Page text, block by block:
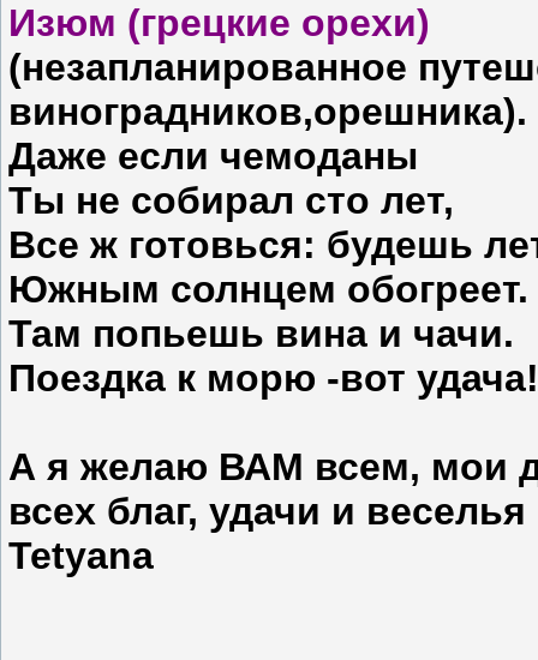
Изюм (грецкие орехи)
(незапланированное
виноградников,орешника).
Даже если чемоданы
Ты не собирал сто лет,
Все ж готовься: будешь
Южным солнцем обогреет.
Там попьешь вина и чачи.
Поездка к морю -вот удача!
А я желаю ВАМ всем, мои
всех благ, удачи и
Tetyana